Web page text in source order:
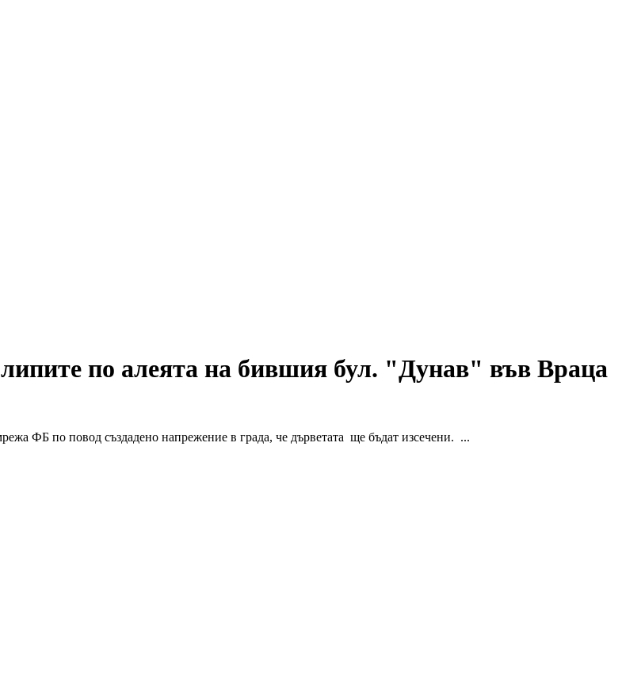
по алеята на бившия бул. "Дунав" във Враца
ФБ по повод създадено напрежение в града, че дърветата ще бъдат изсечени. ...